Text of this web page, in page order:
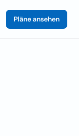
Pläne ansehen